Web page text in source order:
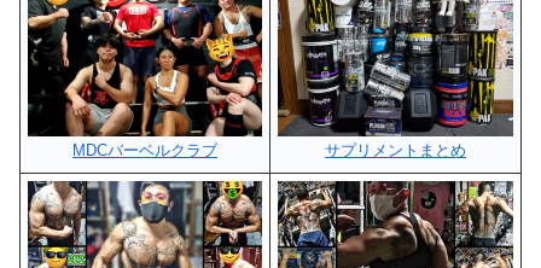
MDCバーベルクラブ サプリメントまとめ